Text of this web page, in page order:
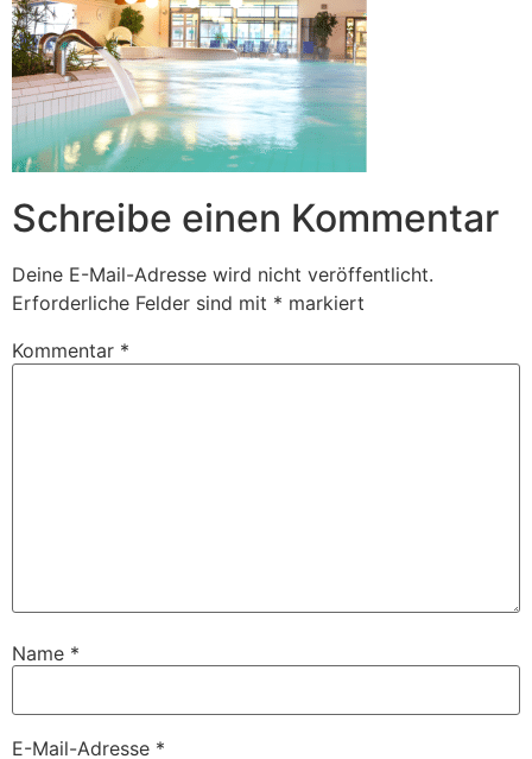
Schreibe einen Kommentar
Deine E-Mail-Adresse wird nicht veröffentlicht.
Erforderliche Felder sind mit * markiert
Kommentar *
Name *
E-Mail-Adresse *